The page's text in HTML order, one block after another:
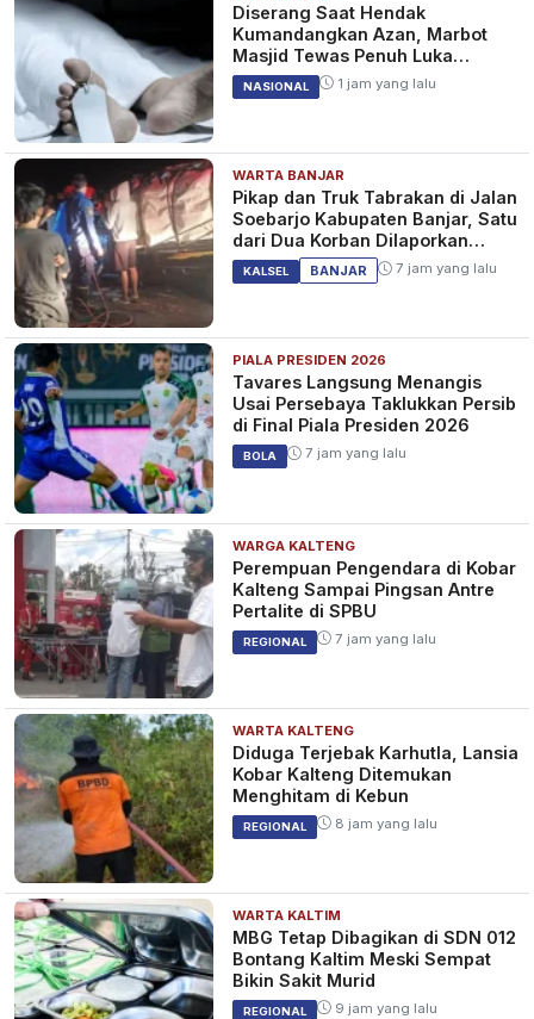
Diserang Saat Hendak
Kumandangkan Azan, Marbot
Masjid Tewas Penuh Luka
Sabetan Samurai
NASIONAL 1 jam yang lalu
WARTA BANJAR
Pikap dan Truk Tabrakan di Jalan
Soebarjo Kabupaten Banjar, Satu
dari Dua Korban Dilaporkan
Tewas
KALSEL BANJAR 7 jam yang lalu
PIALA PRESIDEN 2026
Tavares Langsung Menangis
Usai Persebaya Taklukkan Persib
di Final Piala Presiden 2026
BOLA 7 jam yang lalu
WARGA KALTENG
Perempuan Pengendara di Kobar
Kalteng Sampai Pingsan Antre
Pertalite di SPBU
REGIONAL 7 jam yang lalu
WARTA KALTENG
Diduga Terjebak Karhutla, Lansia
Kobar Kalteng Ditemukan
Menghitam di Kebun
REGIONAL 8 jam yang lalu
WARTA KALTIM
MBG Tetap Dibagikan di SDN 012
Bontang Kaltim Meski Sempat
Bikin Sakit Murid
REGIONAL 9 jam yang lalu